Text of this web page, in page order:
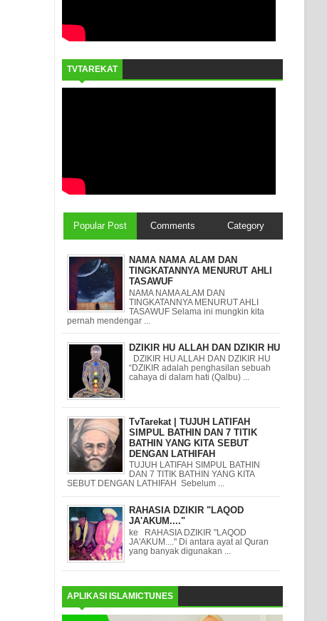
TVTAREKAT
Popular Post Comments Category
NAMA NAMA ALAM DAN
TINGKATANNYA MENURUT AHLI
TASAWUF
NAMA NAMA ALAM DAN
TINGKATANNYA MENURUT AHLI
TASAWUF Selama ini mungkin kita
pernah mendengar ...
DZIKIR HU ALLAH DAN DZIKIR HU
DZIKIR HU ALLAH DAN DZIKIR HU
“DZIKIR adalah penghasilan sebuah
cahaya di dalam hati (Qalbu) ...
TvTarekat | TUJUH LATIFAH
SIMPUL BATHIN DAN 7 TITIK
BATHIN YANG KITA SEBUT
DENGAN LATHIFAH
TUJUH LATIFAH SIMPUL BATHIN
DAN 7 TITIK BATHIN YANG KITA
SEBUT DENGAN LATHIFAH Sebelum ...
RAHASIA DZIKIR "LAQOD
JA'AKUM...."
ke RAHASIA DZIKIR "LAQOD
JA'AKUM...." Di antara ayat al Quran
yang banyak digunakan ...
APLIKASI ISLAMICTUNES